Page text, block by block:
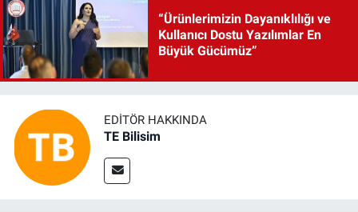
“Ürünlerimizin Dayanıklılığı ve
Kullanıcı Dostu Yazılımlar En
Büyük Gücümüz”
EDITÖR HAKKINDA
TE Bilisim